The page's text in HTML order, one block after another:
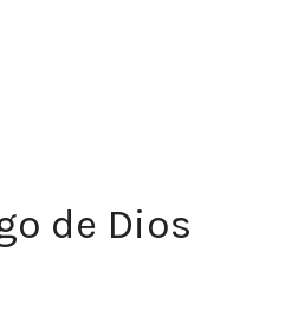
de Dios